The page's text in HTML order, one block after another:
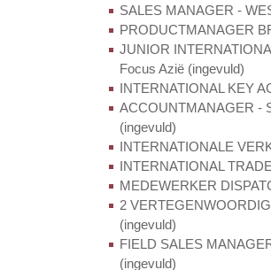
SALES MANAGER -
PRODUCTMANAGER
JUNIOR
Focus Azië (ingevuld)
INTERNATIONAL KEY
ACCOUNTMANAGER -
(ingevuld)
INTERNATIONALE
INTERNATIONAL
MEDEWERKER
2
(ingevuld)
FIELD SALES
(ingevuld)